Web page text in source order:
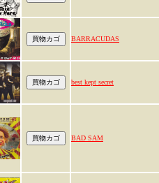
BARRACUDAS
best kept secret
BAD SAM